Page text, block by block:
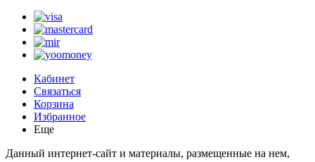
Кабинет
Связаться
Корзина
Избранное
Еще
Данный интернет-сайт и материалы, размещенные на нем,